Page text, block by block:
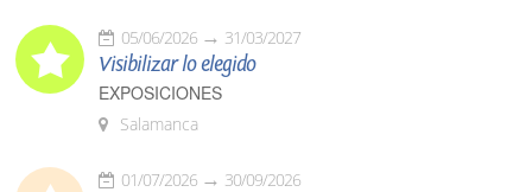
05/06/2026 31/03/2027
Visibilizar lo elegido
EXPOSICIONES
Salamanca
01/07/2026 30/09/2026